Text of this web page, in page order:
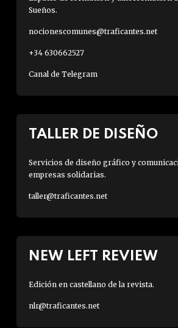
Sueños.
nocionescomunes@traficantes.net
+34 630662527
Canal de Telegram
TALLER DE DISEÑO
Servicios de diseño gráfico y
empresas solidarias.
taller@traficantes.net
NEW LEFT REVIEW
Edición en castellano de la revista.
nlr@traficantes.net